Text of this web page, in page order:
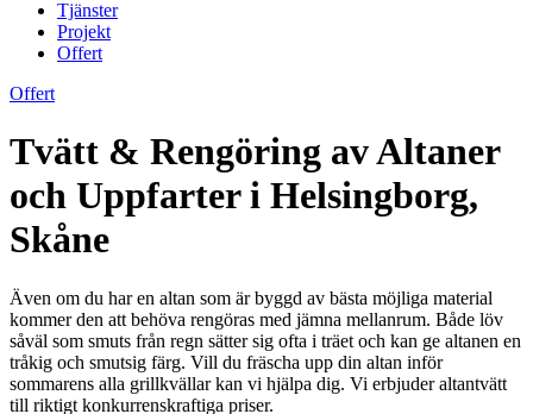
Tjänster
Projekt
Offert
Offert
Tvätt & Rengöring av Altaner
och Uppfarter i Helsingborg,
Skåne
Även om du har en altan som är byggd av bästa möjliga material
kommer den att behöva rengöras med jämna mellanrum. Både löv
såväl som smuts från regn sätter sig ofta i träet och kan ge altanen en
tråkig och smutsig färg. Vill du fräscha upp din altan inför
sommarens alla grillkvällar kan vi hjälpa dig. Vi erbjuder altantvätt
till riktigt konkurrenskraftiga priser.